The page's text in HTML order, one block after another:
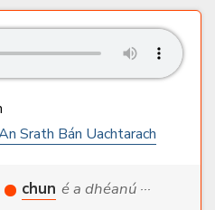
Srath Bán Uachtarach
chun é a dhéanú ···